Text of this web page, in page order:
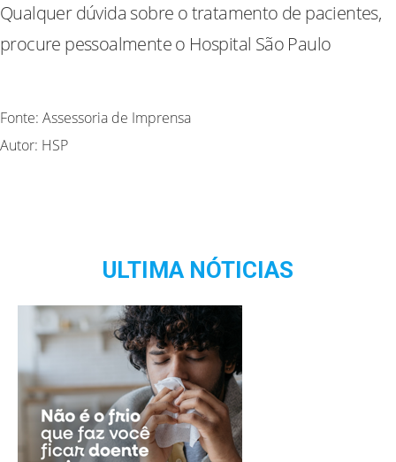
Qualquer dúvida sobre o tratamento de pacientes,
procure pessoalmente o Hospital São Paulo
Fonte: Assessoria de Imprensa
Autor: HSP
ULTIMA NÓTICIAS